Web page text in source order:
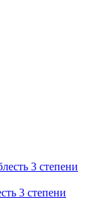
3 степени